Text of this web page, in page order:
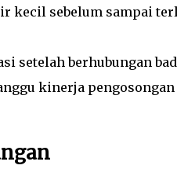
kecil sebelum sampai
setelah berhubungan
kinerja